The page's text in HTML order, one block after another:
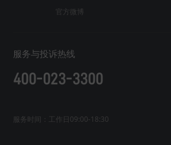
官方微博
服务与投诉热线
400-023-3300
服务时间：工作日09:00-18:30